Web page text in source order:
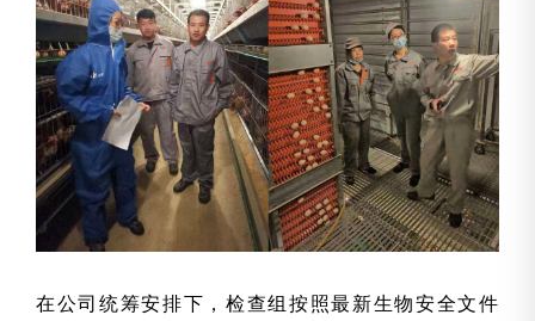
在公司统筹安排下，检查组按照最新生物安全文件